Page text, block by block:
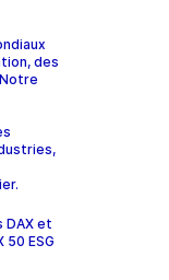
des
DAX et
50 ESG